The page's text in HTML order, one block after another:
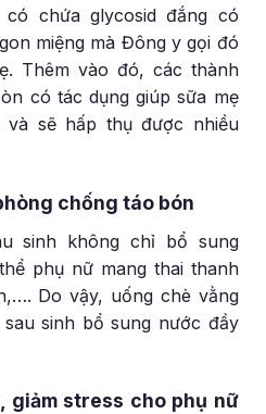
chứa glycosid đắng có
miệng mà Đông y gọi đó
Thêm vào đó, các thành
có tác dụng giúp sữa mẹ
sẽ hấp thụ được nhiều
chống táo bón
sinh không chỉ bổ sung
phụ nữ mang thai thanh
Do vậy, uống chè vằng
sinh bổ sung nước đầy
giảm stress cho phụ nữ